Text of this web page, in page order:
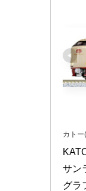
カトー
サン
グラ